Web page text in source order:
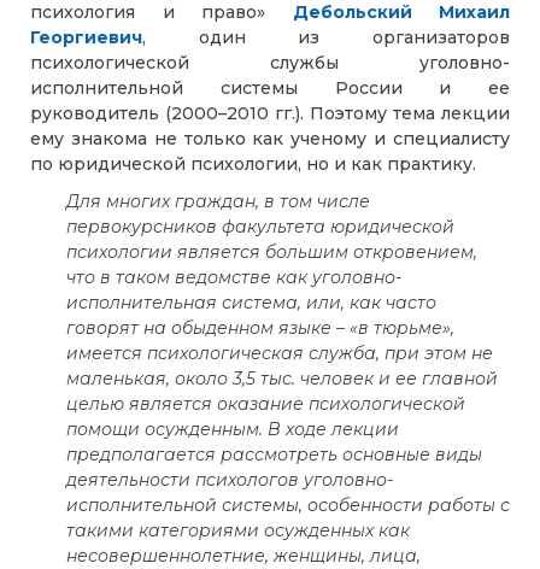
психология и право» Дебольский Михаил
Георгиевич, один из организаторов
психологической службы уголовно-
исполнительной системы России и ее
руководитель (2000–2010 гг.). Поэтому тема лекции
ему знакома не только как ученому и специалисту
по юридической психологии, но и как практику.
Для многих граждан, в том числе
первокурсников факультета юридической
психологии является большим откровением,
что в таком ведомстве как уголовно-
исполнительная система, или, как часто
говорят на обыденном языке – «в тюрьме»,
имеется психологическая служба, при этом не
маленькая, около 3,5 тыс. человек и ее главной
целью является оказание психологической
помощи осужденным. В ходе лекции
предполагается рассмотреть основные виды
деятельности психологов уголовно-
исполнительной системы, особенности работы с
такими категориями осужденных как
несовершеннолетние, женщины, лица,